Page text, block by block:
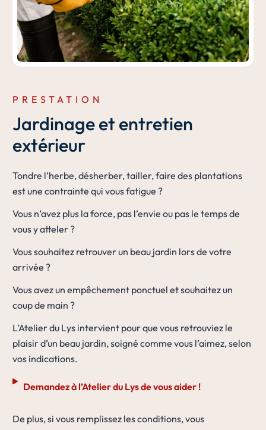
PRESTATION
Jardinage et entretien
extérieur
Tondre l’herbe, désherber, tailler, faire des plantations
est une contrainte qui vous fatigue ?
Vous n’avez plus la force, pas l’envie ou pas le temps de
vous y atteler ?
Vous souhaitez retrouver un beau jardin lors de votre
arrivée ?
Vous avez un empêchement ponctuel et souhaitez un
coup de main ?
L’Atelier du Lys intervient pour que vous retrouviez le
plaisir d’un beau jardin, soigné comme vous l’aimez, selon
vos indications.
Demandez à l’Atelier du Lys de vous aider !
De plus, si vous remplissez les conditions, vous